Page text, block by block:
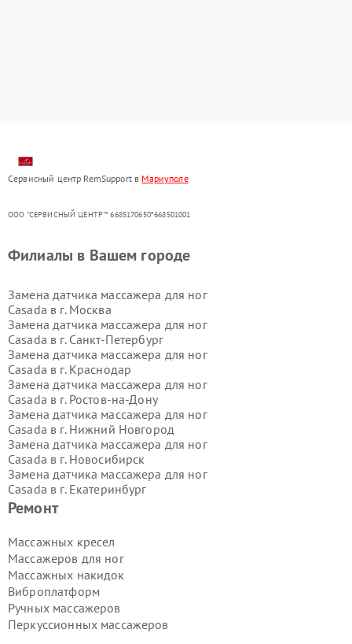
Сервисный центр RemSupport в Мариуполе
ООО "СЕРВИСНЫЙ ЦЕНТР"* 6685170650*668501001
Ремонт
Массажных кресел
Массажеров для ног
Массажных накидок
Виброплатформ
Ручных массажеров
Перкуссионных массажеров
Филиалы в Вашем городе
Замена датчика массажера для ног
Casada в г. Москва
Замена датчика массажера для ног
Casada в г. Санкт-Петербург
Замена датчика массажера для ног
Casada в г. Краснодар
Замена датчика массажера для ног
Casada в г. Ростов-на-Дону
Замена датчика массажера для ног
Casada в г. Нижний Новгород
Замена датчика массажера для ног
Casada в г. Новосибирск
Замена датчика массажера для ног
Casada в г. Екатеринбург
Замена датчика массажера для ног
Замена датчика массажера для ног
Casada в г.Воронеж
Замена датчика массажера для ног
Casada в г.Волгоград
Замена датчика массажера для ног
Casada в г.Самара
Замена датчика массажера для ног